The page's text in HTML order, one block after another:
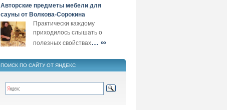
Авторские предметы мебели для
сауны от Волкова-Сорокина
Практически каждому
приходилось слышать о
полезных свойствах… ∞
ПОИСК ПО САЙТУ ОТ ЯНДЕКС